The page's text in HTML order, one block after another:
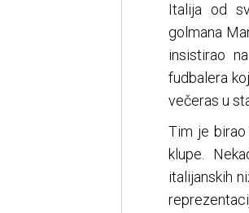
Italija od
golmana
insistirao
fudbalera
večeras u
Tim je
klupe.
italijanskih